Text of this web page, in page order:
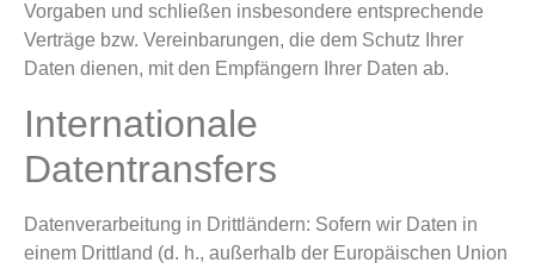
Vorgaben und schließen insbesondere entsprechende
Verträge bzw. Vereinbarungen, die dem Schutz Ihrer
Daten dienen, mit den Empfängern Ihrer Daten ab.
Internationale
Datentransfers
Datenverarbeitung in Drittländern: Sofern wir Daten in
einem Drittland (d. h., außerhalb der Europäischen Union